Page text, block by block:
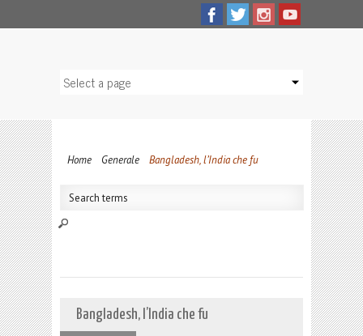
Home Generale Bangladesh, l’India che fu
Bangladesh, l’India che fu